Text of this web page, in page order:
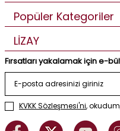
Popüler Kategoriler
LİZAY
Fırsatları yakalamak için e-
KVKK Sözleşmesi'ni,